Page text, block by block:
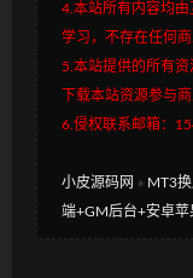
4.本站所有内容均由
学习，不存在任何
5.本站提供的所有
下载本站资源参与
6.侵权联系邮箱：
小皮源码网 » MT3
端+GM后台+安卓苹